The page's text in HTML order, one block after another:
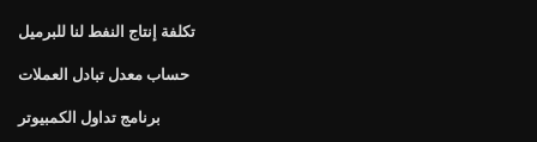
تكلفة إنتاج النفط لنا للبرميل
حساب معدل تبادل العملات
برنامج تداول الكمبيوتر